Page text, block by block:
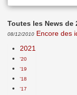
Toutes les News de
08/12/2010 Encore des
2021
'20
'19
'18
'17